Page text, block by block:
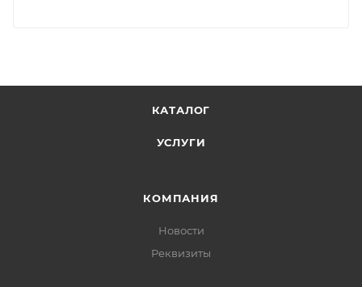
КАТАЛОГ
УСЛУГИ
КОМПАНИЯ
Новости
Реквизиты